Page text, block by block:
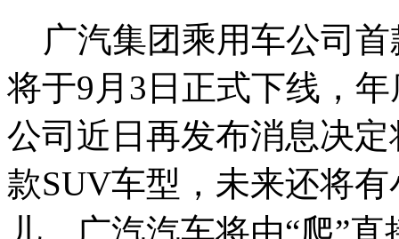
广汽集团乘用车公司首
将于9月3日正式下线，
公司近日再发布消息决
款SUV车型，未来还将
儿，广汽汽车将由“爬”